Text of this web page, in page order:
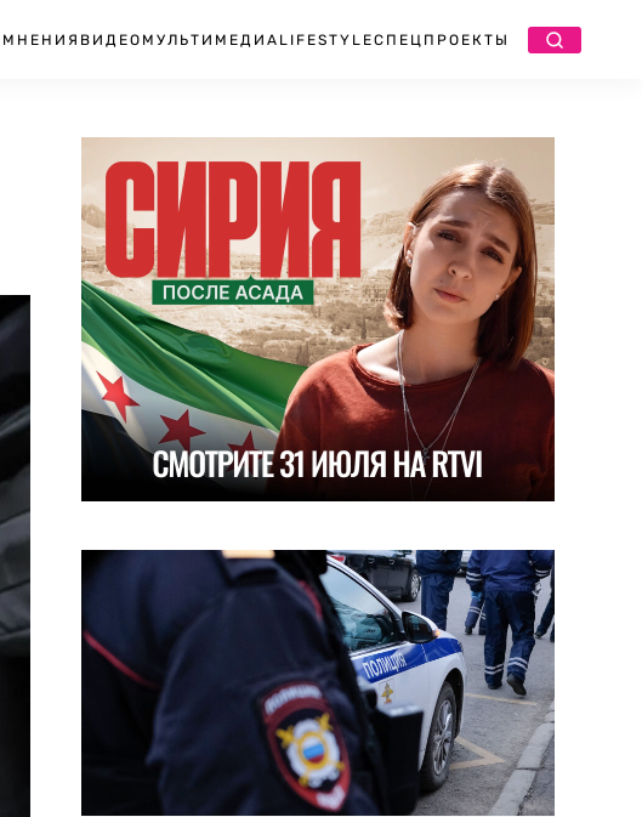
МНЕНИЯ ВИДЕО МУЛЬТИМЕДИА LIFESTYLEСПЕЦПРОЕКТЫ